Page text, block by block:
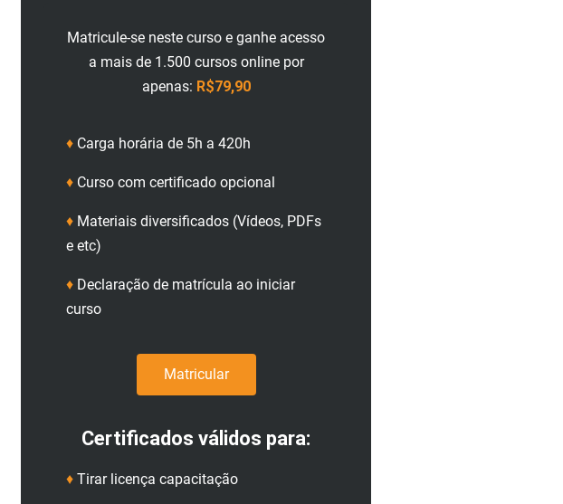
Matricule-se neste curso e ganhe acesso
a mais de 1.500 cursos online por
apenas: R$79,90
♦ Carga horária de 5h a 420h
♦ Curso com certificado opcional
♦ Materiais diversificados (Vídeos, PDFs
e etc)
♦ Declaração de matrícula ao iniciar
curso
Matricular
Certificados válidos para:
♦ Tirar licença capacitação